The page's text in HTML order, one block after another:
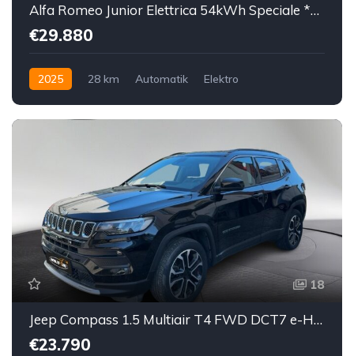
Alfa Romeo Junior Elettrica 54kWh Speciale *Tageszulassung*
€29.880
2025 28 km Automatik
Elektro
18
Jeep Compass 1.5 Multiair T4 FWD DCT7 e-Hybrid
€23.790